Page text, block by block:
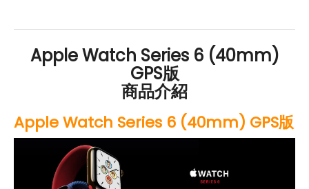
Apple Watch Series 6 (40mm)
GPS版
商品介紹
Apple Watch Series 6 (40mm) GPS版